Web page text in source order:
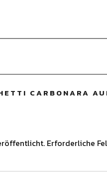
CARBONARA
Erforderliche